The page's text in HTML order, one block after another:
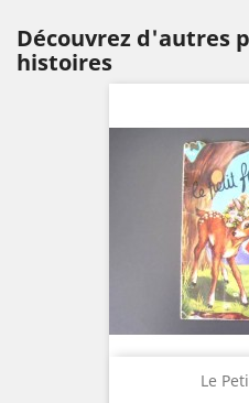
Découvrez d'autres
histoires
Le